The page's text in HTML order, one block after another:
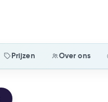
Prijzen Over ons